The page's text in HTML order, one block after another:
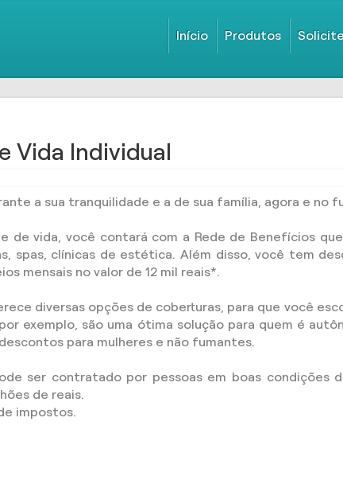
Início Produtos
Vida Individual
a sua tranquilidade e a de sua família, agora e no
de vida, você contará com a Rede de Benefícios
spas, clínicas de estética. Além disso, você tem
mensais no valor de 12 mil reais*.
diversas opções de coberturas, para que você
exemplo, são uma ótima solução para quem é
para mulheres e não fumantes.
ser contratado por pessoas em boas condições
de reais.
impostos.